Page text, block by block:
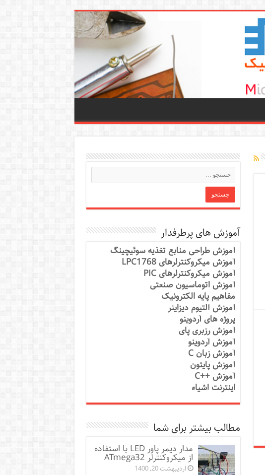
آموزش های پرطرفدار
آموزش طراحی منابع تغذیه سوئیچینگ
آموزش میکروکنترلرهای LPC1768
آموزش میکروکنترلرهای PIC
آموزش اتوماسیون صنعتی
مفاهیم پایه الکترونیک
آموزش آلتیوم دیزاینر
پروژه های آردوینو
آموزش رزبری پای
آموزش آردوینو
آموزش زبان C
آموزش پایتون
آموزش ++C
اینترنت اشیاء
مطالب بیشتر برای شما
مدار دیمر پاور LED با استفاده
از میکروکنترلر ATmega32
اردیبهشت 20, 1400